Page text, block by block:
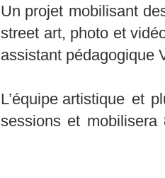
Un projet mobilisant
street art, photo et
assistant pédagogique
L’équipe artistique et
sessions et mobilisera